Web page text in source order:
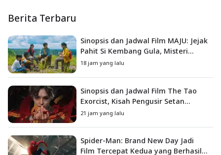
Berita Terbaru
Sinopsis dan Jadwal Film MAJU: Jejak
Pahit Si Kembang Gula, Misteri
Hilangnya Bagas di Lokasi Jambore
18 jam yang lalu
Sinopsis dan Jadwal Film The Tao
Exorcist, Kisah Pengusir Setan
Melawan Kutukan Mematikan
21 jam yang lalu
Spider-Man: Brand New Day Jadi
Film Tercepat Kedua yang Berhasil